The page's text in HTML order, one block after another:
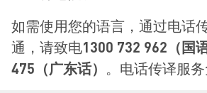
如需使用您的语言，通过电话
通，请致电1300 732 962 （国
475 （广东话） 。电话传译服务